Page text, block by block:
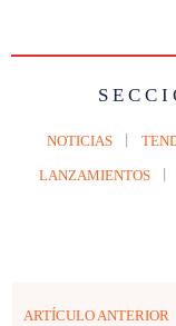
NOTICIAS
LANZAMIENTOS
ARTÍCULO ANTERIOR